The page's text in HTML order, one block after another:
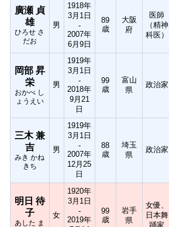
廣瀬 貞
雄
ひろせ さ
だお
男
1918年
3月1日
-
2007年
6月9日
89
歳
大阪
府
医師
（精神
科医）
岡部 昇
栄
おかべ し
ょうえい
男
1919年
3月1日
-
2018年
9月21
日
99
歳
富山
県
政治家
三木 兼
吉
みき かね
きち
男
1919年
3月1日
-
2007年
12月25
日
88
歳
埼玉
県
政治家
明日 待
子
あした ま
女
1920年
3月1日
-
2019年
99
歳
岩手
県
女優、
日本舞
踊家